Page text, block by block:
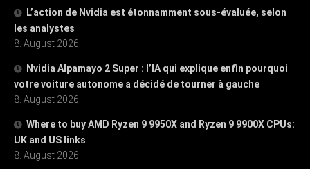
L’action de Nvidia est étonnamment sous-évaluée, selon
les analystes
8. August 2026
Nvidia Alpamayo 2 Super : l’IA qui explique enfin pourquoi
votre voiture autonome a décidé de tourner à gauche
8. August 2026
Where to buy AMD Ryzen 9 9950X and Ryzen 9 9900X CPUs:
UK and US links
8. August 2026